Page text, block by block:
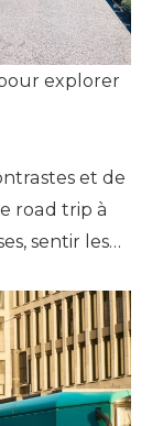
explorer
et de
road trip à
sentir les…